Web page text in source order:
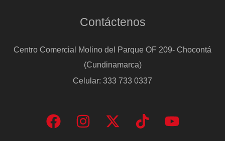
Contáctenos
Centro Comercial Molino del Parque OF 209- Chocontá
(Cundinamarca)
Celular: 333 733 0337